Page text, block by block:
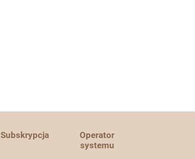
Subskrypcja
Operator
systemu